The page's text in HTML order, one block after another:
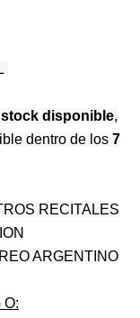
disponible,
dentro de los 7
RECITALES
ARGENTINO
O: